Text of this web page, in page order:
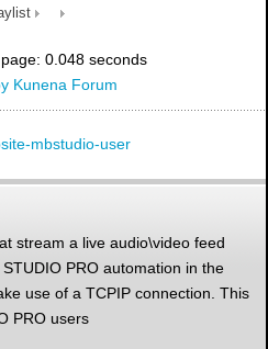
0.048 seconds
Kunena Forum
stream a live audio\video feed
PRO automation in the
use of a TCPIP connection. This
PRO users